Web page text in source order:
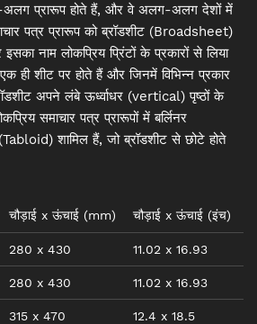
अलग प्रारूप होते हैं, और वे अलग-अलग देशों में
पत्र प्रारूप को ब्रॉडशीट (Broadsheet)
नाम लोकप्रिय प्रिंटों के प्रकारों से लिया
ही शीट पर होते हैं और जिनमें विभिन्न प्रकार
अपने लंबे ऊर्ध्वाधर (vertical) पृष्ठों के
समाचार पत्र प्रारूपों में बर्लिनर
शामिल हैं, जो ब्रॉडशीट से छोटे होते
चौड़ाई x ऊंचाई (mm) चौड़ाई x ऊंचाई (इंच)
280 x 430 11.02 x 16.93
280 x 430 11.02 x 16.93
315 x 470 12.4 x 18.5